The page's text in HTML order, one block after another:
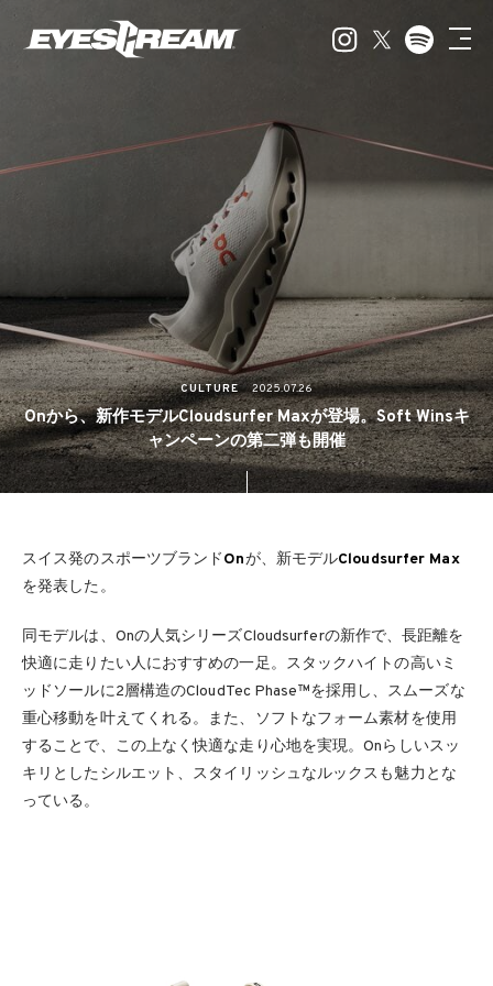
CULTURE 2025.07.26
Onから、新作モデルCloudsurfer Maxが登場。Soft Winsキ
ャンペーンの第二弾も開催
スイス発のスポーツブランドOnが、新モデルCloudsurfer Max
を発表した。
同モデルは、Onの人気シリーズCloudsurferの新作で、長距離を
快適に走りたい人におすすめの一足。スタックハイトの高いミ
ッドソールに2層構造のCloudTec Phase™を採用し、スムーズな
重心移動を叶えてくれる。また、ソフトなフォーム素材を使用
することで、この上なく快適な走り心地を実現。Onらしいスッ
キリとしたシルエット、スタイリッシュなルックスも魅力とな
っている。